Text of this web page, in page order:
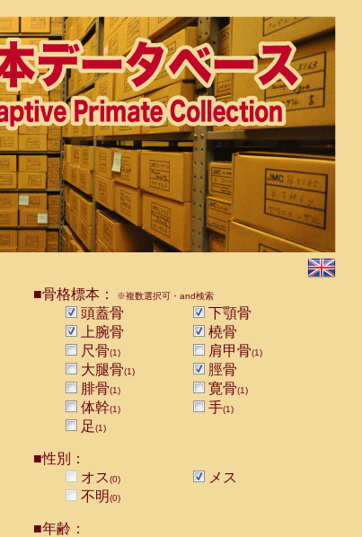
■骨格標本： ※複数選択可・and検索
頭蓋骨
下顎骨
上腕骨
橈骨
尺骨(1) 肩甲骨(1)
大腿骨(1)
脛骨
腓骨(1) 寛骨(1)
体幹(1) 手(1)
足(1)
■性別：
オス(0)
メス
不明(0)
■年齢：